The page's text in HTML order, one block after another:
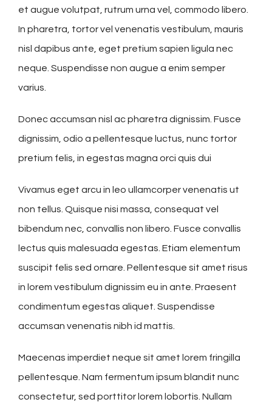
et augue volutpat, rutrum urna vel, commodo libero.
In pharetra, tortor vel venenatis vestibulum, mauris
nisl dapibus ante, eget pretium sapien ligula nec
neque. Suspendisse non augue a enim semper
varius.
Donec accumsan nisl ac pharetra dignissim. Fusce
dignissim, odio a pellentesque luctus, nunc tortor
pretium felis, in egestas magna orci quis dui
Vivamus eget arcu in leo ullamcorper venenatis ut
non tellus. Quisque nisi massa, consequat vel
bibendum nec, convallis non libero. Fusce convallis
lectus quis malesuada egestas. Etiam elementum
suscipit felis sed ornare. Pellentesque sit amet risus
in lorem vestibulum dignissim eu in ante. Praesent
condimentum egestas aliquet. Suspendisse
accumsan venenatis nibh id mattis.
Maecenas imperdiet neque sit amet lorem fringilla
pellentesque. Nam fermentum ipsum blandit nunc
consectetur, sed porttitor lorem lobortis. Nullam